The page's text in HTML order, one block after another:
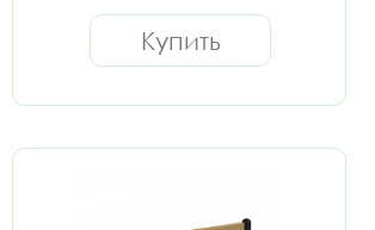
Купить